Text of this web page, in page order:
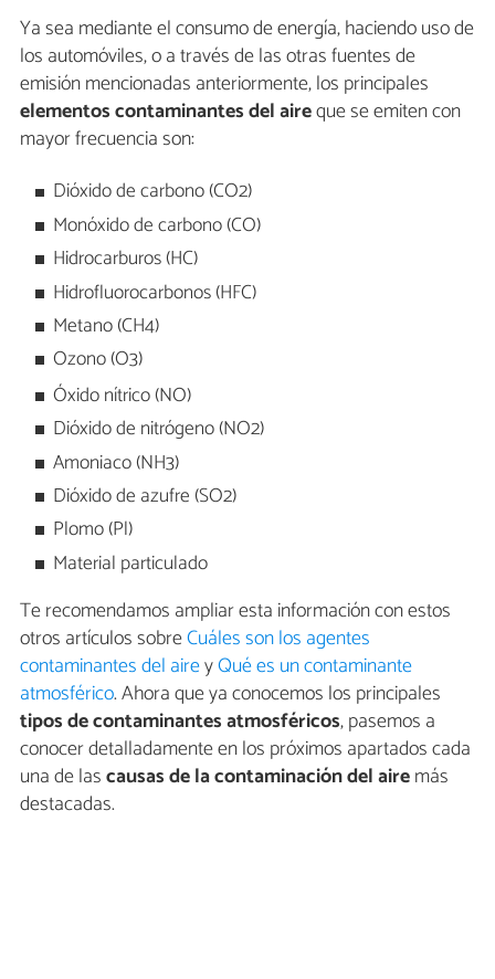
Ya sea mediante el consumo de energía, haciendo uso de
los automóviles, o a través de las otras fuentes de
emisión mencionadas anteriormente, los principales
elementos contaminantes del aireque se emiten con
mayor frecuencia son:
Dióxido de carbono (CO2)
Monóxido de carbono (CO)
Hidrocarburos (HC)
Hidrofluorocarbonos (HFC)
Metano (CH4)
Ozono (O3)
Óxido nítrico (NO)
Dióxido de nitrógeno (NO2)
Amoniaco (NH3)
Dióxido de azufre (SO2)
Plomo (Pl)
Material particulado
Te recomendamos ampliar esta información con estos
otros artículos sobreCuáles son los agentes
contaminantes del aireyQué es un contaminante
atmosférico. Ahora que ya conocemos los principales
tipos de contaminantes atmosféricos, pasemos a
conocer detalladamente en los próximos apartados cada
una de lascausas de la contaminación del airemás
destacadas.